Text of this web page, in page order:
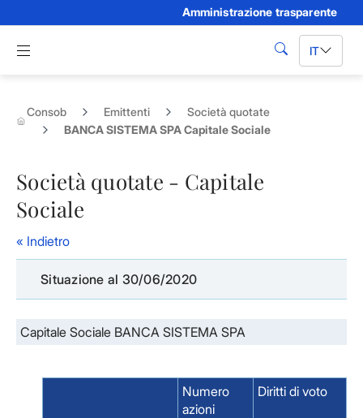
Amministrazione trasparente
Apri menu di navigazione
cerca IT
Consob Emittenti
Società quotate
BANCA SISTEMA SPA Capitale Sociale
Società quotate - Capitale
Sociale
« Indietro
Situazione al 30/06/2020
Capitale Sociale BANCA SISTEMA SPA
Numero
azioni
Diritti di voto